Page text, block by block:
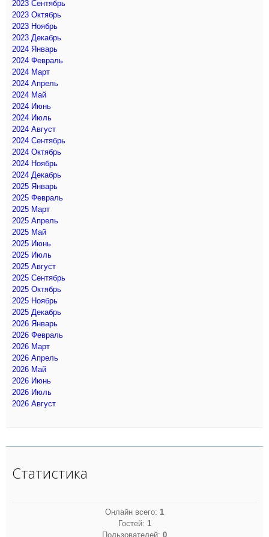
2023 Сентябрь
2023 Октябрь
2023 Ноябрь
2023 Декабрь
2024 Январь
2024 Февраль
2024 Март
2024 Апрель
2024 Май
2024 Июнь
2024 Июль
2024 Август
2024 Сентябрь
2024 Октябрь
2024 Ноябрь
2024 Декабрь
2025 Январь
2025 Февраль
2025 Март
2025 Апрель
2025 Май
2025 Июнь
2025 Июль
2025 Август
2025 Сентябрь
2025 Октябрь
2025 Ноябрь
2025 Декабрь
2026 Январь
2026 Февраль
2026 Март
2026 Апрель
2026 Май
2026 Июнь
2026 Июль
2026 Август
Статистика
Онлайн всего: 1
Гостей: 1
Пользователей: 0